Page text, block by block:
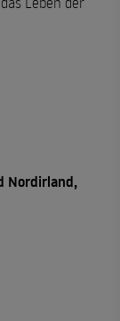
Nordirland,